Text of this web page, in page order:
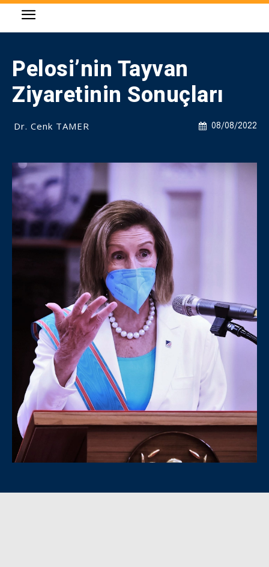
Pelosi’nin Tayvan
Ziyaretinin Sonuçları
08/08/2022
Dr. Cenk TAMER